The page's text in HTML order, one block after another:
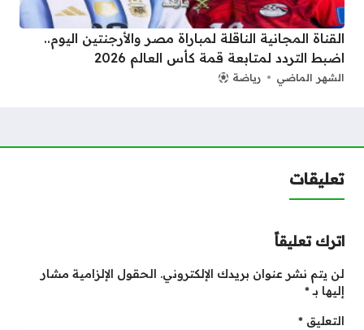
القناة المجانية الناقلة لمباراة مصر والأرجنتين اليوم..
اضبط التردد لمتابعة قمة كأس العالم 2026
الشهر الماضي رياضة
تعليقات
اترك تعليقاً
لن يتم نشر عنوان بريدك الإلكتروني. الحقول الإلزامية مشار
إليها بـ*
التعليق *